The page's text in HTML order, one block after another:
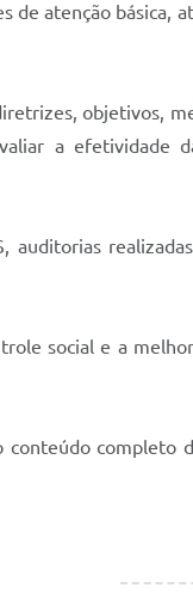
de atenção básica,
objetivos,
a efetividade
auditorias
social e a
completo